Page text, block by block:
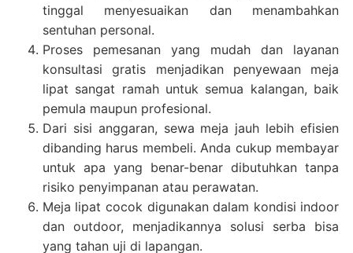
tinggal menyesuaikan dan menambahkan
sentuhan personal.
Proses pemesanan yang mudah dan layanan
konsultasi gratis menjadikan penyewaan meja
lipat sangat ramah untuk semua kalangan, baik
pemula maupun profesional.
Dari sisi anggaran, sewa meja jauh lebih efisien
dibanding harus membeli. Anda cukup membayar
untuk apa yang benar-benar dibutuhkan tanpa
risiko penyimpanan atau perawatan.
Meja lipat cocok digunakan dalam kondisi indoor
dan outdoor, menjadikannya solusi serba bisa
yang tahan uji di lapangan.